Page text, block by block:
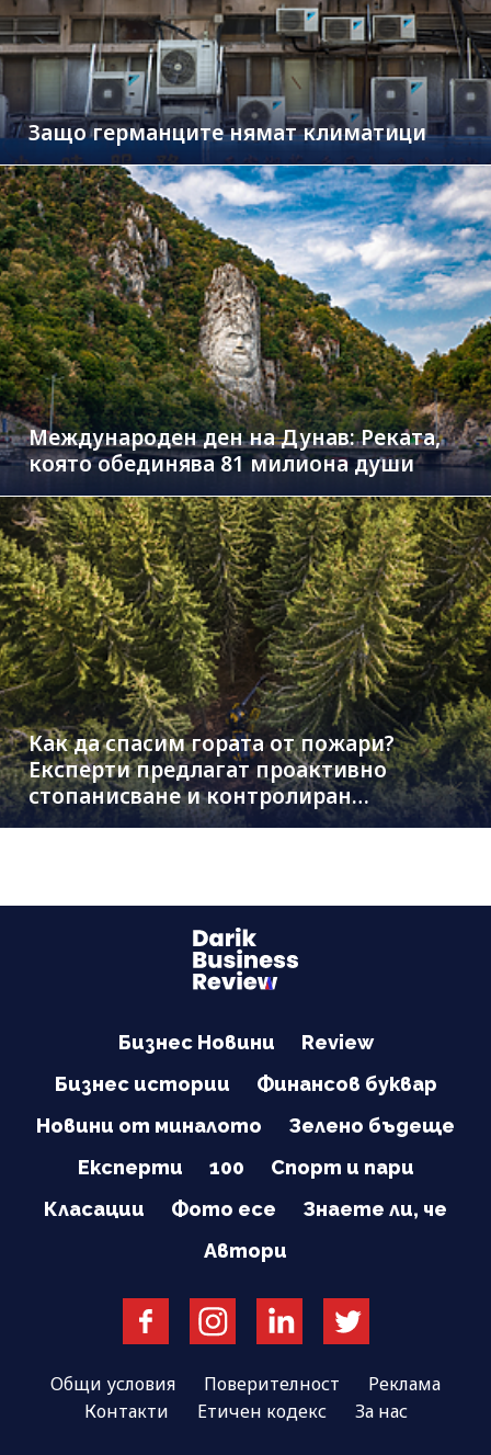
Защо германците нямат климатици
Международен ден на Дунав: Реката,
която обединява 81 милиона души
Как да спасим гората от пожари?
Експерти предлагат проактивно
стопанисване и контролиран
дърводобив
Бизнес Новини
Review
Бизнес истории
Финансов буквар
Новини от миналото
Зелено бъдеще
Експерти
100
Спорт и пари
Класации
Фото есе
Знаете ли, че
Автори
Общи условия Поверителност
Реклама
Контакти
Етичен кодекс За нас